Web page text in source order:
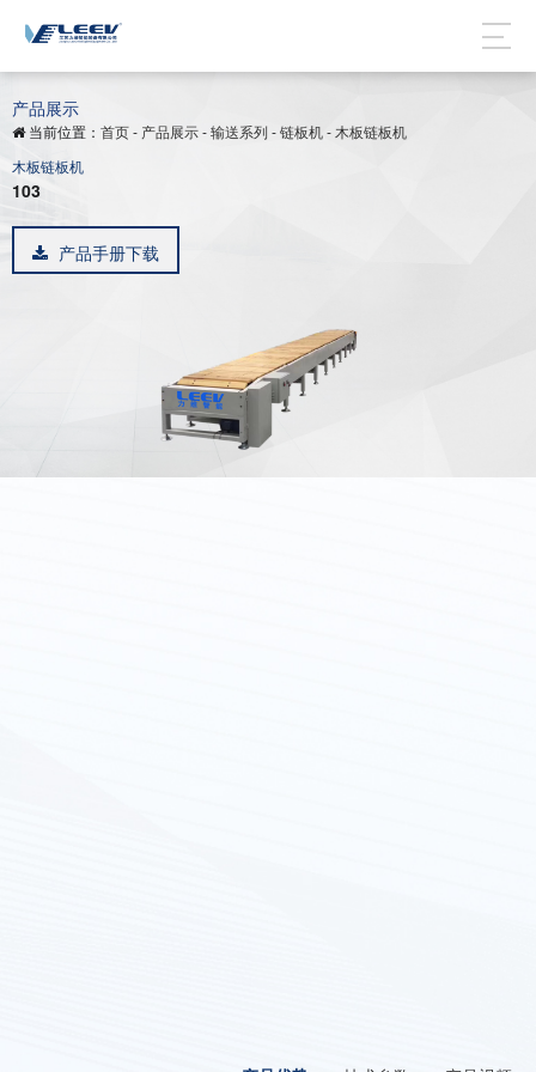
产品展示
当前位置： 首页- 产品展示-输送系列-链板机- 木板链板机
木板链板机
103
产品手册下载